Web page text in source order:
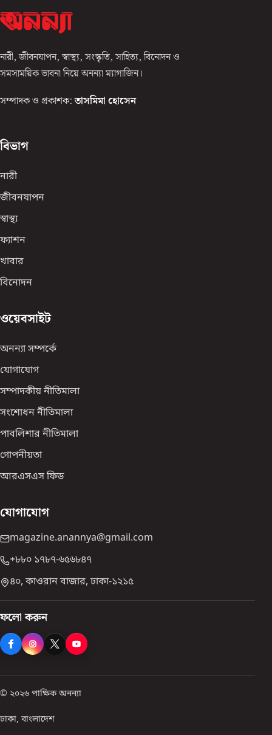
নারী, জীবনযাপন, স্বাস্থ্য, সংস্কৃতি, সাহিত্য, বিনোদন ও
সমসাময়িক ভাবনা নিয়ে অনন্যা ম্যাগাজিন।
সম্পাদক ও প্রকাশক: তাসমিমা হোসেন
বিভাগ
নারী
জীবনযাপন
স্বাস্থ্য
ফ্যাশন
খাবার
বিনোদন
ওয়েবসাইট
অনন্যা সম্পর্কে
যোগাযোগ
সম্পাদকীয় নীতিমালা
সংশোধন নীতিমালা
পাবলিশার নীতিমালা
গোপনীয়তা
আরএসএস ফিড
যোগাযোগ
magazine.anannya@gmail.com
+৮৮০ ১৭৮৭-৬৫৬৮৪৭
৪০, কাওরান বাজার, ঢাকা-১২১৫
ফলো করুন
© ২০২৬ পাক্ষিক অনন্যা
ঢাকা, বাংলাদেশ